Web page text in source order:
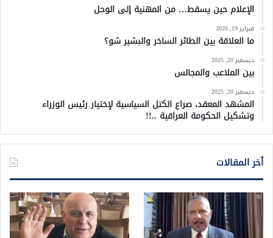
الإعلام حين يسقط… من المهنية إلى الوحل
فبراير 19, 2026
ما العلاقة بين الطائر الساخر والبشير شو؟
ديسمبر 20, 2025
بين الملاعب والمجالس
ديسمبر 20, 2025
المشهد المعقد، صراع الكتل السياسية لإختيار رئيس الوزراء
وتشكيل الحكومة العراقية ..!!
أخر المقالات